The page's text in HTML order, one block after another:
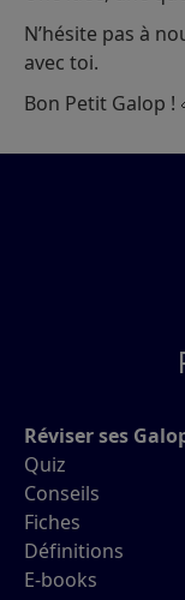
N’hésite pas à
avec toi.
Bon Petit Galop !
Réviser ses
Quiz
Conseils
Fiches
Définitions
E-books